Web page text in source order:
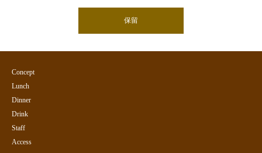
保留
Concept
Lunch
Dinner
Drink
Staff
Access